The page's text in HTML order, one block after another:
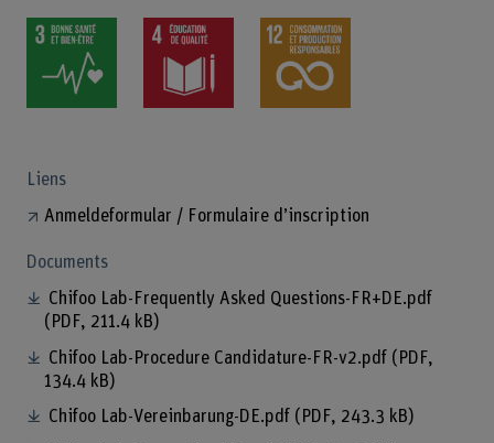
Liens
Anmeldeformular / Formulaire d’inscription
Documents
Chifoo Lab-Frequently Asked Questions-FR+DE.pdf
(PDF, 211.4 kB)
Chifoo Lab-Procedure Candidature-FR-v2.pdf (PDF,
134.4 kB)
Chifoo Lab-Vereinbarung-DE.pdf (PDF, 243.3 kB)